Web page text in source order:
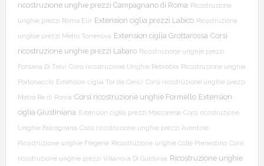
ricostruzione unghie prezzi Campagnano di Roma Ricostruzione
unghie prezzi Roma Eur Extension ciglia prezzi Labico Ricostruzione
unghie prezzi Metro Torrenova Extension ciglia Grottarossa Corsi
ricostruzione unghie prezzi Labaro Ricostruzione unghie prezzi
Fontana Di Trevi Corsi ricostruzione Unghie Rebibbia Ricostruzione unghie
Portonaccio Extension ciglia Tor de Cenci Corsi ricostruzione unghie prezzi
Metro Re di Roma Corsi ricostruzione unghie Formello Extension
ciglia Giustiniana Extension ciglia prezzi Maccarese Corsi ricostruzione
Unghie Falcognana Corsi ricostruzione unghie prezzi Aventino
Ricostruzione unghie Fregene Ricostruzione unghie Colle Prenestino Corsi
ricostruzione unghie prezzi Villanova Di Guidonia Ricostruzione unghie